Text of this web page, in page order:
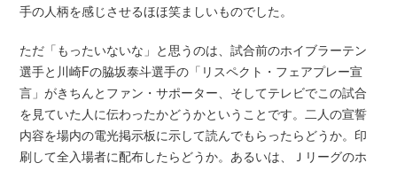
手の人柄を感じさせるほほ笑ましいものでした。
ただ「もったいないな」と思うのは、試合前のホイブラーテン
選手と川崎Fの脇坂泰斗選手の「リスペクト・フェアプレー宣
言」がきちんとファン・サポーター、そしてテレビでこの試合
を見ていた人に伝わったかどうかということです。二人の宣誓
内容を場内の電光掲示板に示して読んでもらったらどうか。印
刷して全入場者に配布したらどうか。あるいは、Ｊリーグのホ